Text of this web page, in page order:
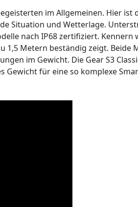
im Allgemeinen. Hier ist
Situation und Wetterlage.
nach IP68 zertifiziert. Kennern
1,5 Metern beständig zeigt. Beide
im Gewicht. Die Gear S3
Gewicht für eine so komplexe